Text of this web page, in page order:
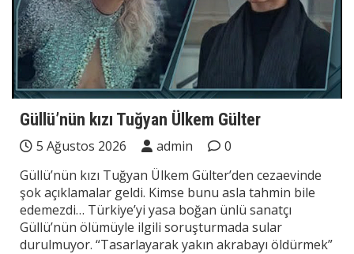
Güllü’nün kızı Tuğyan Ülkem Gülter
5 Ağustos 2026 admin
0
Güllü’nün kızı Tuğyan Ülkem Gülter’den cezaevinde
şok açıklamalar geldi. Kimse bunu asla tahmin bile
edemezdi… Türkiye’yi yasa boğan ünlü sanatçı
Güllü’nün ölümüyle ilgili soruşturmada sular
durulmuyor. “Tasarlayarak yakın akrabayı öldürmek”